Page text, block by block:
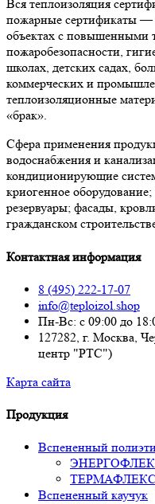
Вся теплоизоляция
пожарные сертификаты —
объектах с повышенными
пожаробезопасности,
школах, детских садах,
коммерческих и
теплоизоляционные
«брак».
Сфера применения
водоснабжения и
кондиционирующие
криогенное
резервуары; фасады,
гражданском
Контактная информация
8 (495) 222-17-07
info@teploizol.shop
Пн-Вс: с 09:00 до
127282, г. Москва,
центр "РТС")
Карта сайта
Продукция
Вспененный
ТЕРМАФЛЕКС
Вспененный каучук